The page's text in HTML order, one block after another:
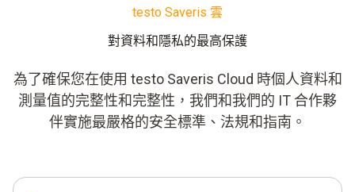
testo Saveris 雲
對資料和隱私的最高保護
為了確保您在使用 testo Saveris Cloud 時個人資料和
測量值的完整性和完整性，我們和我們的 IT 合作夥
伴實施最嚴格的安全標準、法規和指南。